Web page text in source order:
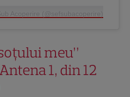
Acoperire (@sefsubacoperire)
meu”
1, din 12